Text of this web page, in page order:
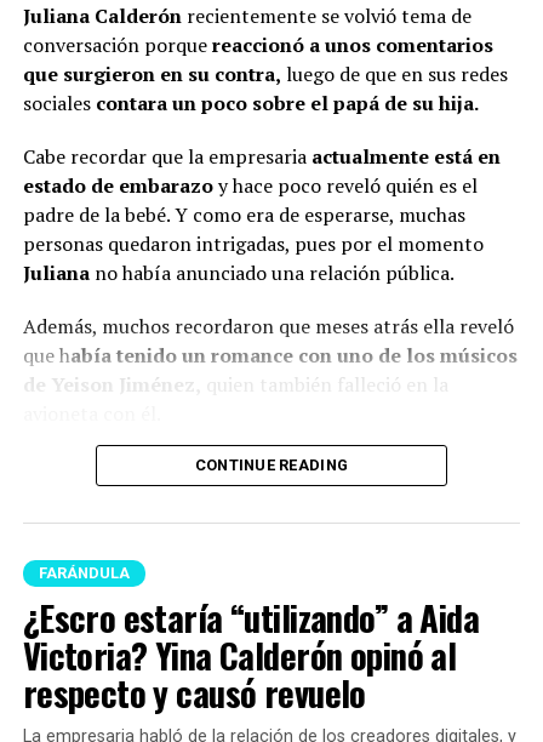
Juliana Calderónrecientemente se volvió tema de
conversación porquereaccionó a unos comentarios
que surgieron en su contra, luego de que en sus redes
sociales contara un poco sobre el papá de su hija.
Cabe recordar que la empresariaactualmente está en
estado de embarazoy hace poco reveló quién es el
padre de la bebé. Y como era de esperarse, muchas
personas quedaron intrigadas, pues por el momento
Julianano había anunciado una relación pública.
Además, muchos recordaron que meses atrás ella reveló
que había tenido un romance con uno de los músicos
de Yeison Jiménez, quien también falleció en la
Lee también: ¿Escro estaría “utilizando” a Aida
Victoria? Yina Calderón opinó al respecto y causó
revuelo
Y en este caso, todos estos hechos generaron muchas
reacciones y se avivaron luego de que Calderón contara,
en una dinámica de preguntas y respuestas en sus
historias de Instagram, que conoce al papá de su niña
desde hace siete años.
CONTINUE READING
FARÁNDULA
¿Escro estaría “utilizando” a Aida
Victoria? Yina Calderón opinó al
respecto y causó revuelo
La empresaria habló de la relación de los creadores digitales, y